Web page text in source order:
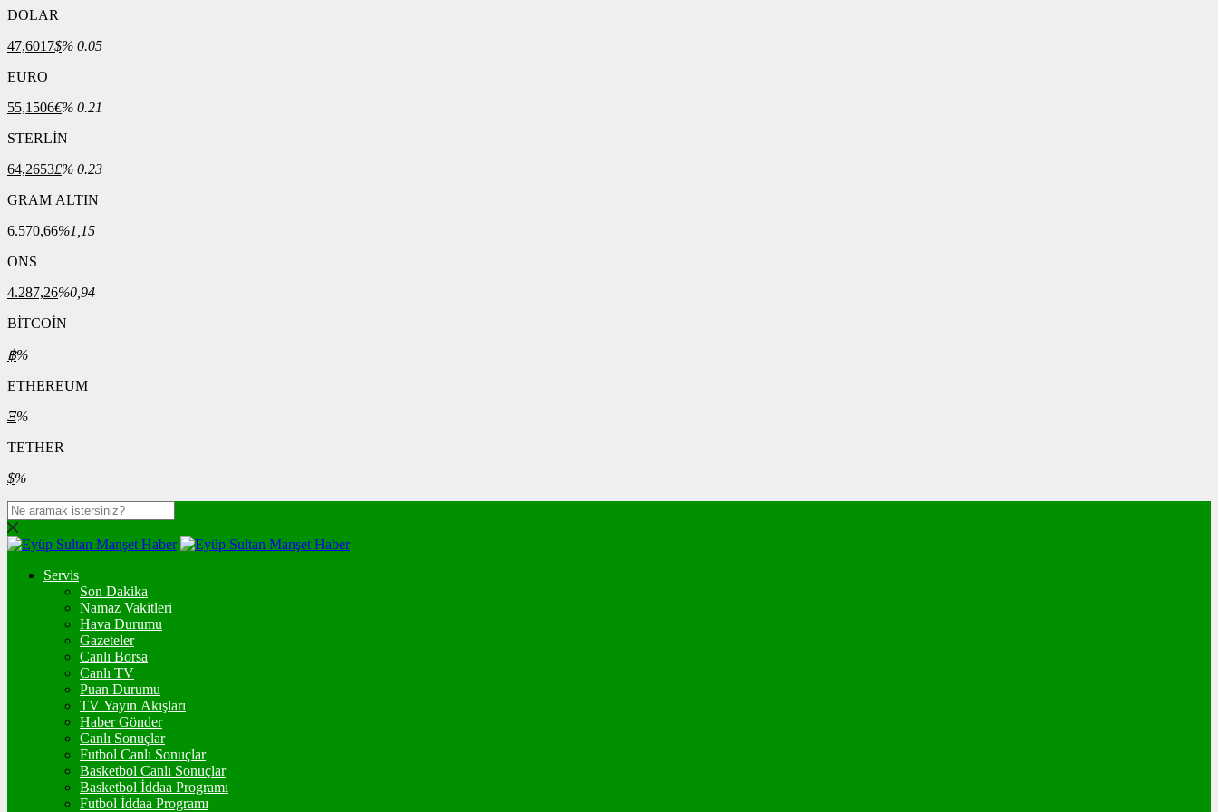
DOLAR
47,6017$% 0.05
EURO
55,1506€% 0.21
STERLİN
64,2653£% 0.23
GRAM ALTIN
6.570,66%1,15
ONS
4.287,26%0,94
BİTCOİN
฿%
ETHEREUM
Ξ%
TETHER
$%
Servis
Son Dakika
Namaz Vakitleri
Hava Durumu
Gazeteler
Canlı Borsa
Canlı TV
Puan Durumu
TV Yayın Akışları
Haber Gönder
Canlı Sonuçlar
Futbol Canlı Sonuçlar
Basketbol Canlı Sonuçlar
Basketbol İddaa Programı
Futbol İddaa Programı